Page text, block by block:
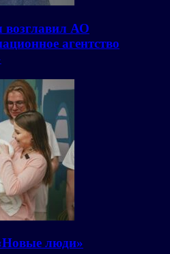
возглавил АО
агентство
люди»